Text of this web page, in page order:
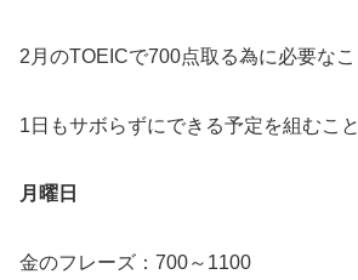
2月のTOEICで700点取る為に必要なこ
1日もサボらずにできる予定を組むこと
月曜日
金のフレーズ：700～1100